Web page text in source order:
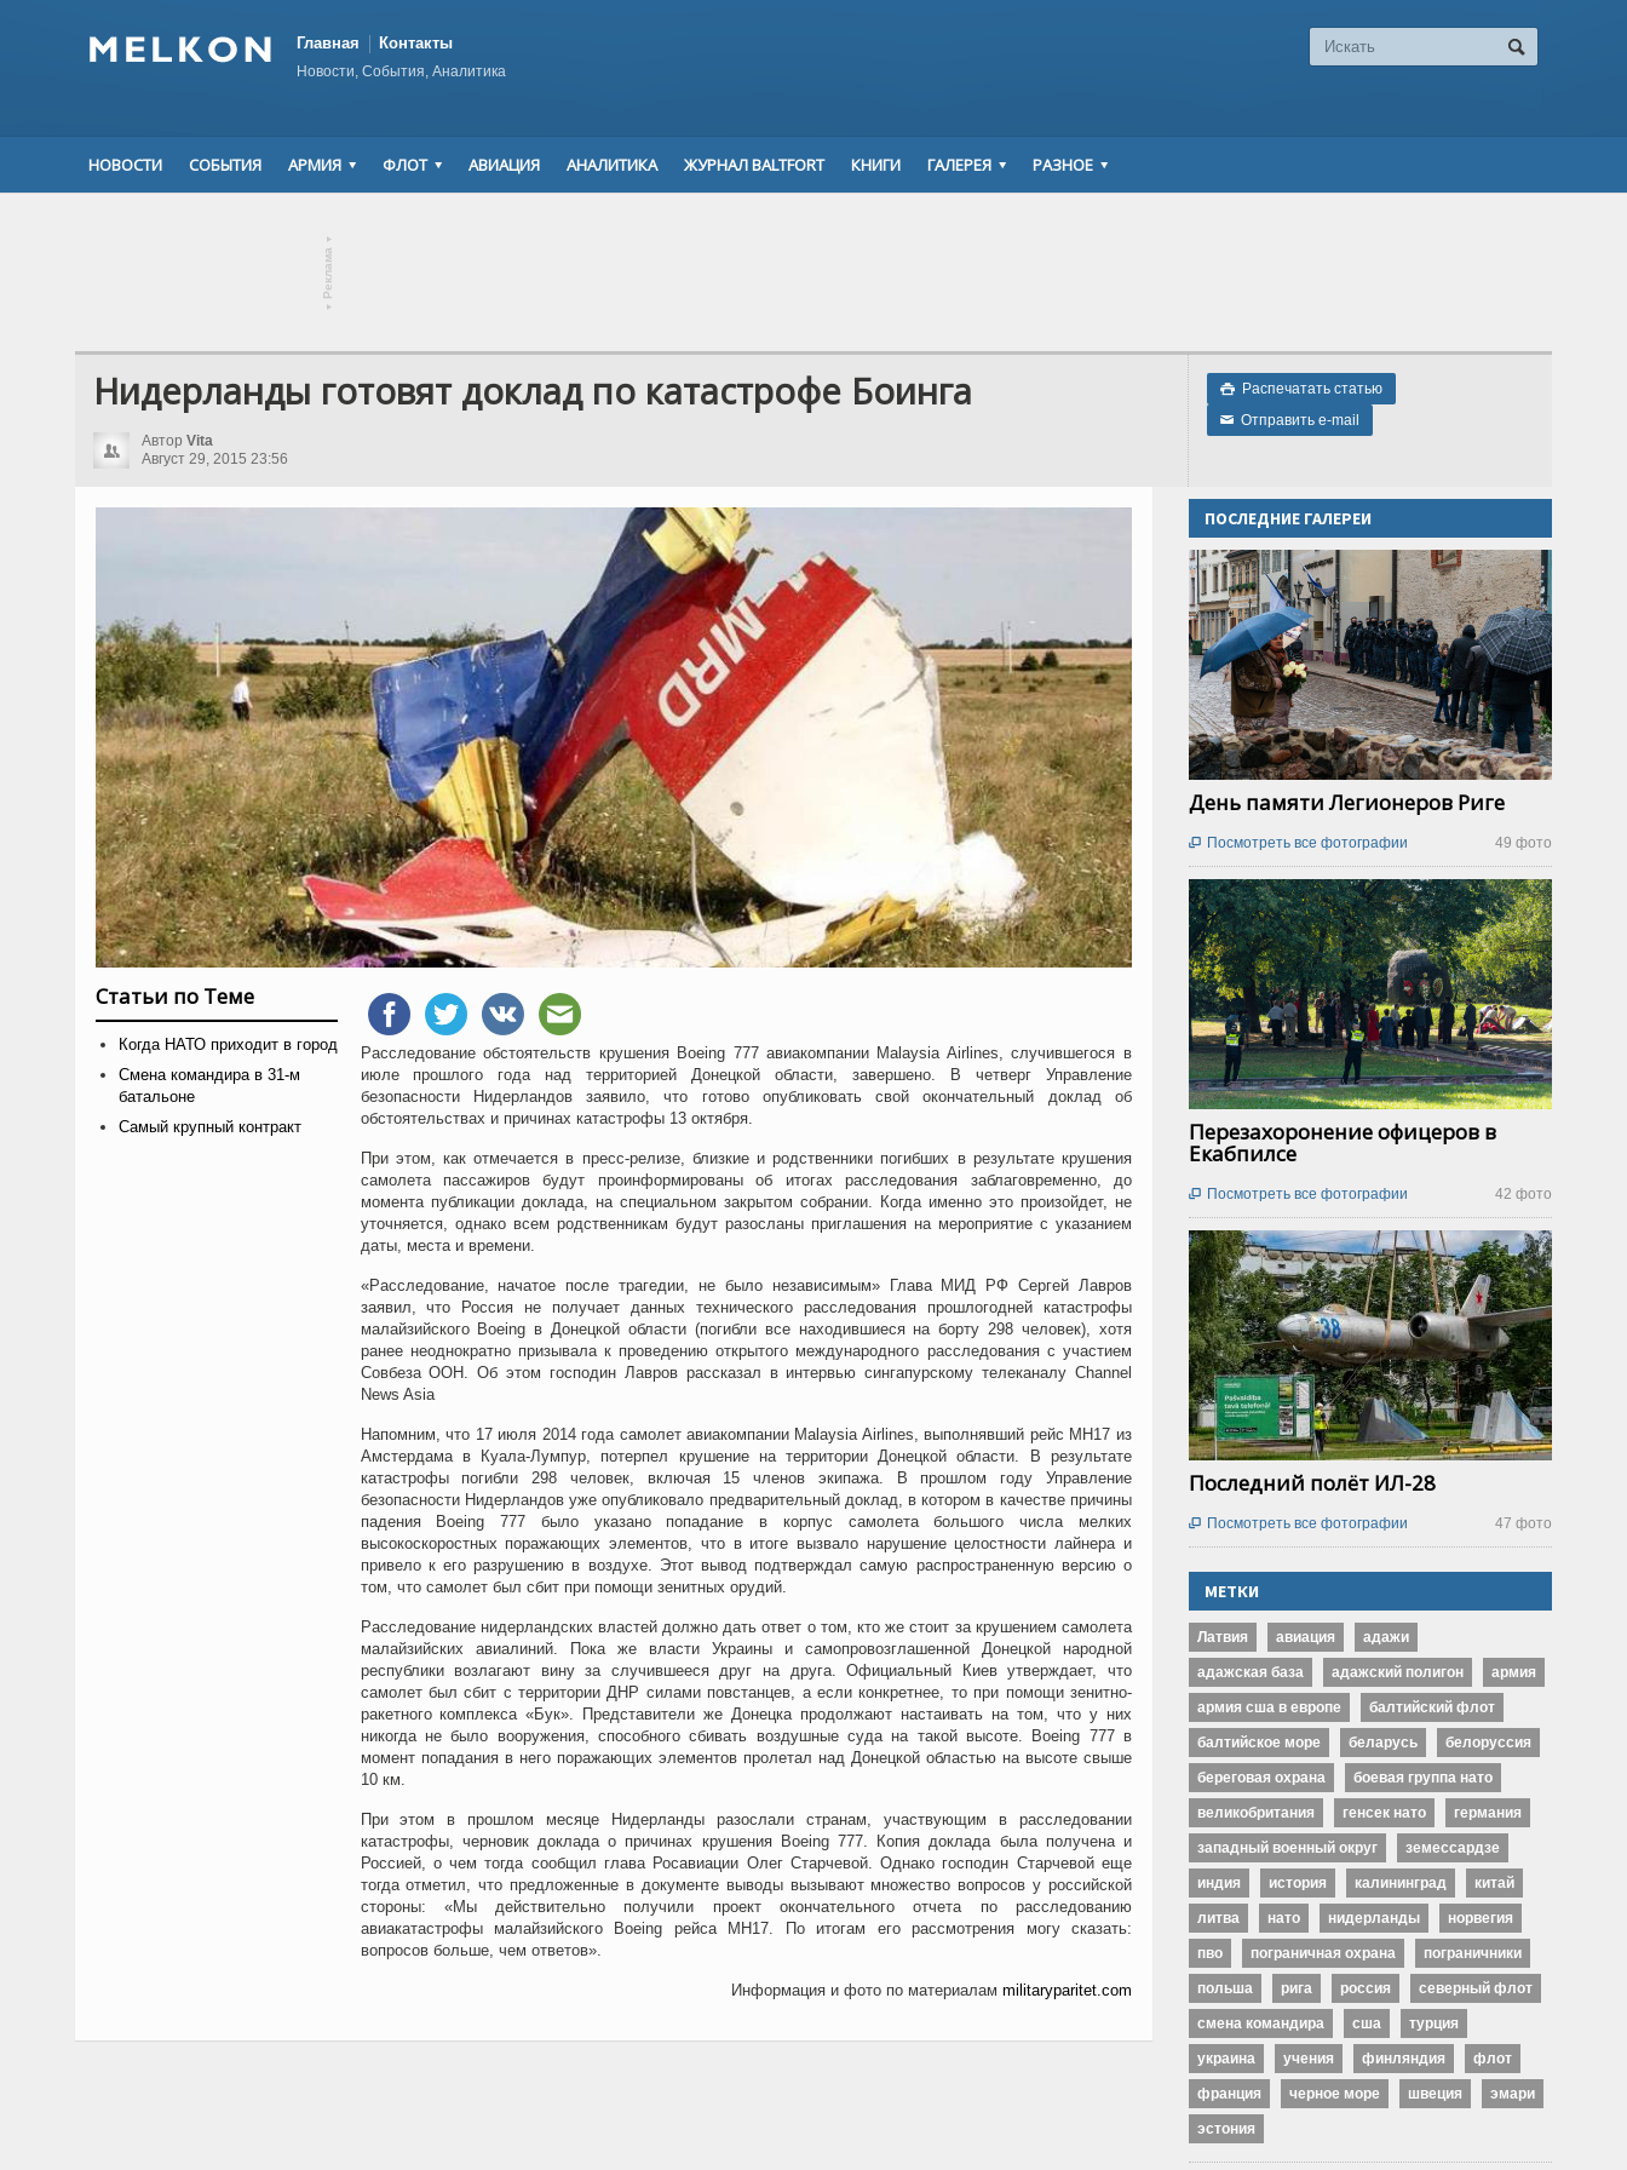
Главная Контакты
Новости, События, Аналитика
НОВОСТИ СОБЫТИЯ АРМИЯ ФЛОТ АВИАЦИЯ АНАЛИТИКА ЖУРНАЛ BALTFORT КНИГИ ГАЛЕРЕЯ РАЗНОЕ
▾
Реклама
▾
 Распечатать статью
✉ Отправить e-mail
Нидерланды готовят доклад по катастрофе Боинга
Автор Vita
Август 29, 2015 23:56
Статьи по Теме
Когда НАТО приходит в город
Смена командира в 31-м
батальоне
Самый крупный контракт
Расследование обстоятельств крушения Boeing 777 авиакомпании Malaysia Airlines, случившегося в
июле прошлого года над территорией Донецкой области, завершено. В четверг Управление
безопасности Нидерландов заявило, что готово опубликовать свой окончательный доклад об
обстоятельствах и причинах катастрофы 13 октября.
При этом, как отмечается в пресс-релизе, близкие и родственники погибших в результате крушения
самолета пассажиров будут проинформированы об итогах расследования заблаговременно, до
момента публикации доклада, на специальном закрытом собрании. Когда именно это произойдет, не
уточняется, однако всем родственникам будут разосланы приглашения на мероприятие с указанием
даты, места и времени.
«Расследование, начатое после трагедии, не было независимым» Глава МИД РФ Сергей Лавров
заявил, что Россия не получает данных технического расследования прошлогодней катастрофы
малайзийского Boeing в Донецкой области (погибли все находившиеся на борту 298 человек), хотя
ранее неоднократно призывала к проведению открытого международного расследования с участием
Совбеза ООН. Об этом господин Лавров рассказал в интервью сингапурскому телеканалу Channel
News Asia
Напомним, что 17 июля 2014 года самолет авиакомпании Malaysia Airlines, выполнявший рейс MH17 из
Амстердама в Куала-Лумпур, потерпел крушение на территории Донецкой области. В результате
катастрофы погибли 298 человек, включая 15 членов экипажа. В прошлом году Управление
безопасности Нидерландов уже опубликовало предварительный доклад, в котором в качестве причины
падения Boeing 777 было указано попадание в корпус самолета большого числа мелких
высокоскоростных поражающих элементов, что в итоге вызвало нарушение целостности лайнера и
привело к его разрушению в воздухе. Этот вывод подтверждал самую распространенную версию о
том, что самолет был сбит при помощи зенитных орудий.
Расследование нидерландских властей должно дать ответ о том, кто же стоит за крушением самолета
малайзийских авиалиний. Пока же власти Украины и самопровозглашенной Донецкой народной
республики возлагают вину за случившееся друг на друга. Официальный Киев утверждает, что
самолет был сбит с территории ДНР силами повстанцев, а если конкретнее, то при помощи зенитно-
ракетного комплекса «Бук». Представители же Донецка продолжают настаивать на том, что у них
никогда не было вооружения, способного сбивать воздушные суда на такой высоте. Boeing 777 в
момент попадания в него поражающих элементов пролетал над Донецкой областью на высоте свыше
10 км.
При этом в прошлом месяце Нидерланды разослали странам, участвующим в расследовании
катастрофы, черновик доклада о причинах крушения Boeing 777. Копия доклада была получена и
Россией, о чем тогда сообщил глава Росавиации Олег Старчевой. Однако господин Старчевой еще
тогда отметил, что предложенные в документе выводы вызывают множество вопросов у российской
стороны: «Мы действительно получили проект окончательного отчета по расследованию
авиакатастрофы малайзийского Boeing рейса MH17. По итогам его рассмотрения могу сказать:
вопросов больше, чем ответов».
Информация и фото по материалам militaryparitet.com
ПОСЛЕДНИЕ ГАЛЕРЕИ
День памяти Легионеров Риге
49 фото
 Посмотреть все фотографии
Перезахоронение офицеров в
Екабпилсе
42 фото
 Посмотреть все фотографии
Последний полёт ИЛ-28
47 фото
 Посмотреть все фотографии
МЕТКИ
Латвия авиация адажи
адажская база адажский полигон армия
армия сша в европе балтийский флот
балтийское море беларусь белоруссия
береговая охрана боевая группа нато
великобритания генсек нато германия
западный военный округ земессардзе
индия история калининград китай
литва нато нидерланды норвегия
пво пограничная охрана пограничники
польша рига россия северный флот
смена командира сша турция
украина учения финляндия флот
франция черное море швеция эмари
эстония